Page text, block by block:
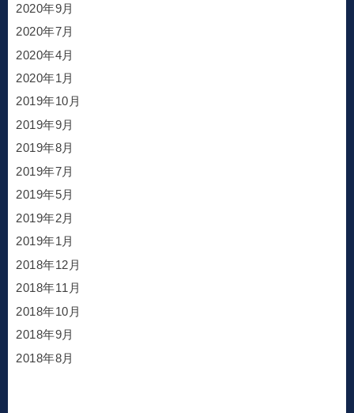
2020年9月
2020年7月
2020年4月
2020年1月
2019年10月
2019年9月
2019年8月
2019年7月
2019年5月
2019年2月
2019年1月
2018年12月
2018年11月
2018年10月
2018年9月
2018年8月